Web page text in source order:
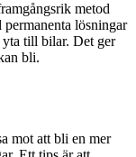
metod
lösningar
till bilar. Det ger
bli.
mot att bli en mer